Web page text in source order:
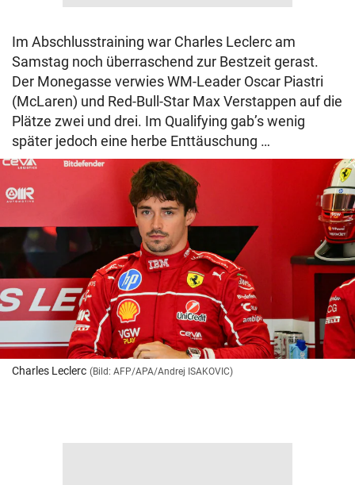
Im Abschlusstraining war Charles Leclerc am
Samstag noch überraschend zur Bestzeit gerast.
Der Monegasse verwies WM-Leader Oscar Piastri
(McLaren) und Red-Bull-Star Max Verstappen auf die
Plätze zwei und drei. Im Qualifying gab’s wenig
später jedoch eine herbe Enttäuschung …
Charles Leclerc (Bild: AFP/APA/Andrej ISAKOVIC)